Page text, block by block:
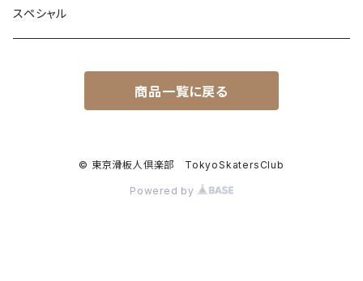
LANDYACHTZ
デッキ
ツール
スペシャル
商品一覧に戻る
© 東京滑板人倶楽部 TokyoSkatersClub
Powered by